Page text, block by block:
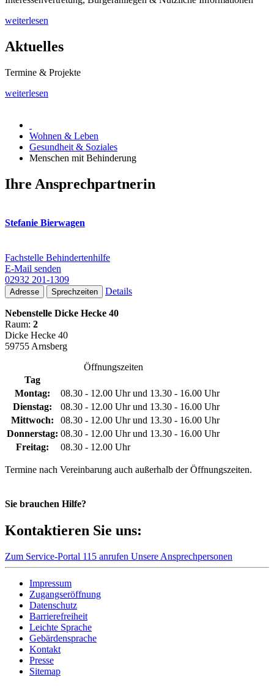
weiterlesen
Aktuelles
Termine & Projekte
weiterlesen
Wohnen & Leben
Gesundheit & Soziales
Menschen mit Behinderung
Ihre Ansprechpartnerin
Stefanie Bierwagen
Fachstelle Behindertenhilfe
E-Mail senden
02932 201-1309
Adresse Sprechzeiten Details
Nebenstelle Dicke Hecke 40
Raum: 2
Dicke Hecke 40
59755 Arnsberg
Öffnungszeiten
Tag
Montag:
08.30 - 12.00 Uhr und 13.30 - 16.00 Uhr
Dienstag:
08.30 - 12.00 Uhr und 13.30 - 16.00 Uhr
Mittwoch:
08.30 - 12.00 Uhr und 13.30 - 16.00 Uhr
Donnerstag: 08.30 - 12.00 Uhr und 13.30 - 16.00 Uhr
Freitag:
08.30 - 12.00 Uhr
Termine nach Vereinbarung auch außerhalb der Öffnungszeiten.
Sie brauchen Hilfe?
Kontaktieren Sie uns:
Zum Service-Portal 115 anrufen Unsere Ansprechpersonen
Impressum
Zugangseröffnung
Datenschutz
Barrierefreiheit
Leichte Sprache
Gebärdensprache
Kontakt
Presse
Sitemap